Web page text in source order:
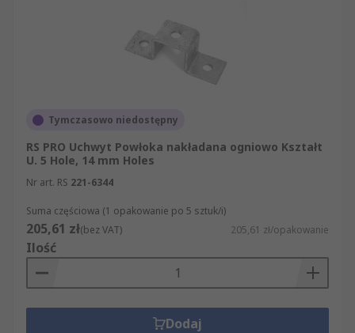
Tymczasowo niedostępny
RS PRO Uchwyt Powłoka nakładana ogniowo Kształt
U. 5 Hole, 14 mm Holes
Nr art. RS 221-6344
Suma częściowa (1 opakowanie po 5 sztuk/i)
205,61 zł(bez VAT) 205,61 zł/opakowanie
Ilość
Dodaj